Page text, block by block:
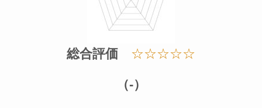
総合評価 ☆☆☆☆☆
（-）